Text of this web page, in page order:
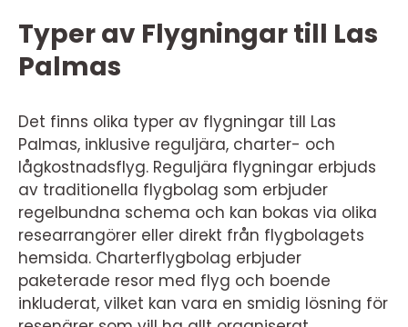
Typer av Flygningar till Las
Palmas
Det finns olika typer av flygningar till Las
Palmas, inklusive reguljära, charter- och
lågkostnadsflyg. Reguljära flygningar erbjuds
av traditionella flygbolag som erbjuder
regelbundna schema och kan bokas via olika
researrangörer eller direkt från flygbolagets
hemsida. Charterflygbolag erbjuder
paketerade resor med flyg och boende
inkluderat, vilket kan vara en smidig lösning för